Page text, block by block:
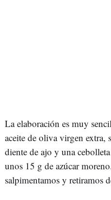
La elaboración es muy
aceite de oliva virgen extra,
diente de ajo y una
unos 15 g de azúcar
salpimentamos y retiramos